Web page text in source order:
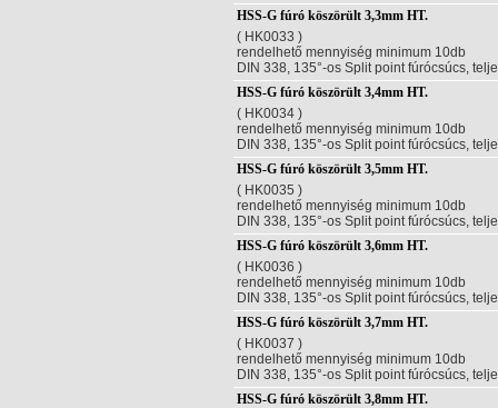
HSS-G fúró köszörült 3,3mm HT.
( HK0033 )
rendelhető mennyiség minimum 10db
DIN 338, 135°-os Split point fúrócsúcs,
HSS-G fúró köszörült 3,4mm HT.
( HK0034 )
rendelhető mennyiség minimum 10db
DIN 338, 135°-os Split point fúrócsúcs,
HSS-G fúró köszörült 3,5mm HT.
( HK0035 )
rendelhető mennyiség minimum 10db
DIN 338, 135°-os Split point fúrócsúcs,
HSS-G fúró köszörült 3,6mm HT.
( HK0036 )
rendelhető mennyiség minimum 10db
DIN 338, 135°-os Split point fúrócsúcs,
HSS-G fúró köszörült 3,7mm HT.
( HK0037 )
rendelhető mennyiség minimum 10db
DIN 338, 135°-os Split point fúrócsúcs,
HSS-G fúró köszörült 3,8mm HT.